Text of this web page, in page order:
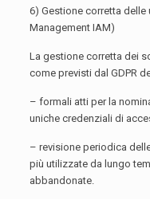
6) Gestione corretta
Management IAM)
La gestione corretta dei
come previsti dal GDPR
– formali atti per la
uniche credenziali di
– revisione periodica
più utilizzate da lungo
abbandonate.